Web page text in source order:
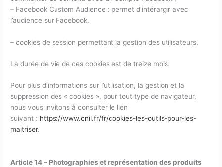
– Facebook Custom Audience : permet d’intérargir avec
l’audience sur Facebook.
– cookies de session permettant la gestion des utilisateurs.
La durée de vie de ces cookies est de treize mois.
Pour plus d’informations sur l’utilisation, la gestion et la
suppression des « cookies », pour tout type de navigateur,
nous vous invitons à consulter le lien
suivant : https://www.cnil.fr/fr/cookies-les-outils-pour-les-
maitriser.
Article 14 – Photographies et représentation des produits